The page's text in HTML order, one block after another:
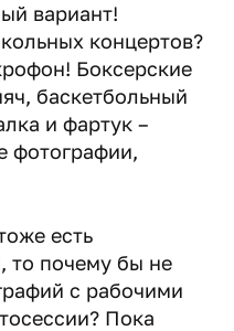
вариант!
концертов?
Боксерские
баскетбольный
и фартук –
фотографии,
есть
то почему бы не
с рабочими
Пока